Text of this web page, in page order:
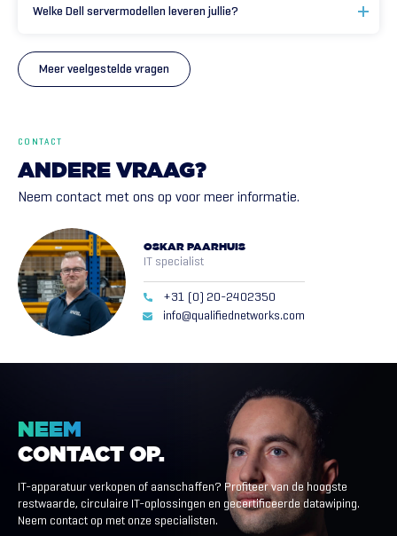
Welke Dell servermodellen leveren jullie?
Meer veelgestelde vragen
CONTACT
ANDERE VRAAG?
Neem contact met ons op voor meer informatie.
OSKAR PAARHUIS
IT specialist
+31 (0) 20-2402350
info@qualifiednetworks.com
NEEM
CONTACT OP.
IT-apparatuur verkopen of aanschaffen? Profiteer van de hoogste
restwaarde, circulaire IT-oplossingen en gecertificeerde datawiping.
Neem contact op met onze specialisten.